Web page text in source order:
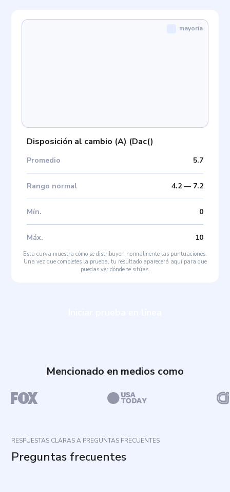
Disposición al cambio (A) (Dac()
Promedio 5.7
Rango normal 4.2— 7.2
Mín. 0
Máx. 10
mayoría
Esta curva muestra cómo se distribuyen normalmente las puntuaciones.
Una vez que completes la prueba, tu resultado aparecerá aquí para que
puedas ver dónde te sitúas.
Mencionado en medios como
RESPUESTAS CLARAS A PREGUNTAS FRECUENTES
Preguntas frecuentes